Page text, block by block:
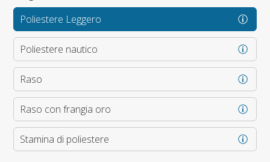
Poliestere Leggero
Poliestere nautico
Raso
Raso con frangia oro
Stamina di poliestere